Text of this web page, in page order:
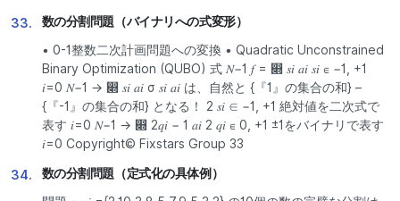
33.
数の分割問題（バイナリへの式変形）
• 0-1整数二次計画問題への変換 • Quadratic Unconstrained
Binary Optimization (QUBO) 式 𝑁−1 𝑓 = ෍ 𝑠𝑖 𝑎𝑖 𝑠𝑖 ∈ −1, +1
𝑖=0 𝑁−1 → ෍ 𝑠𝑖 𝑎𝑖 σ 𝑠𝑖 𝑎𝑖 は、自然と {『1』の集合の和} –
{『-1』の集合の和} となる！ 2 𝑠𝑖 ∈ −1, +1 絶対値を二次式で
表す 𝑖=0 𝑁−1 → ෍ 2𝑞𝑖 − 1 𝑎𝑖 2 𝑞𝑖 ∈ 0, +1 ±1をバイナリで表す
𝑖=0 Copyright© Fixstars Group 33
34.
数の分割問題（定式化の具体例）